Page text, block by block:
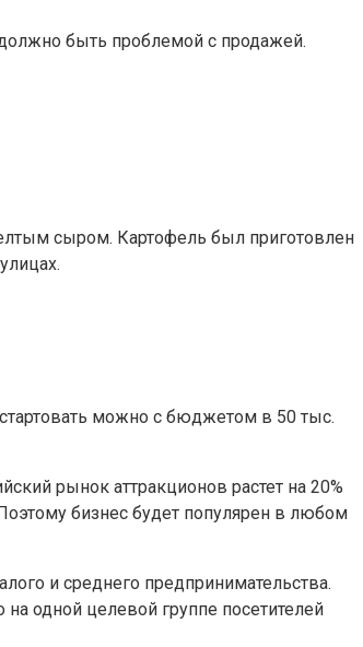
должно быть проблемой с продажей.
сыром. Картофель был приготовлен
можно с бюджетом в 50 тыс.
рынок аттракционов растет на 20%
бизнес будет популярен в любом
и среднего предпринимательства.
одной целевой группе посетителей